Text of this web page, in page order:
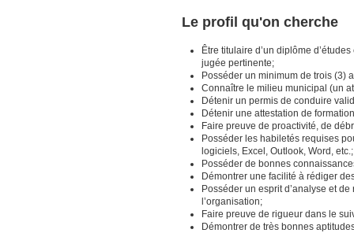
Le profil qu'on cherche
Être titulaire d’un diplôme
jugée pertinente;
Posséder un minimum de trois (3)
Connaître le milieu municipal (un
Détenir un permis de conduire
Détenir une attestation de
Faire preuve de proactivité, de
Posséder les habiletés requises
logiciels, Excel, Outlook, Word, etc.;
Posséder de bonnes
Démontrer une facilité à rédiger
Posséder un esprit d’analyse et
l’organisation;
Faire preuve de rigueur dans le
Démontrer de très bonnes